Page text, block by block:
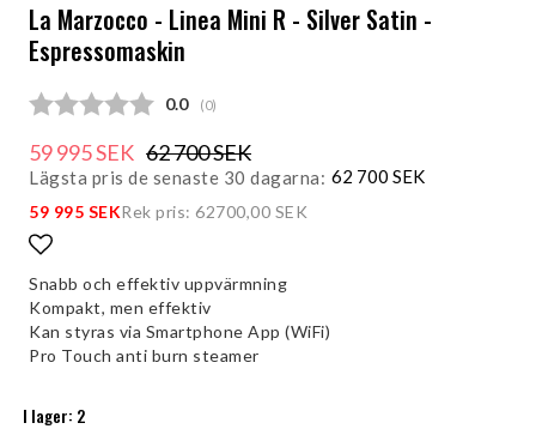
La Marzocco - Linea Mini R - Silver Satin -
Espressomaskin
Snittbetyg:
0.0 (röster:
0)
62 700 SEK
59 995 SEK
Lägsta pris de senaste 30 dagarna 62 700 SEK
59 995 SEKRek pris: 62700,00 SEK
Lägg till i favoritlistan
Snabb och effektiv uppvärmning
Kompakt, men effektiv
Kan styras via Smartphone App (WiFi)
Pro Touch anti burn steamer
I lager: 2